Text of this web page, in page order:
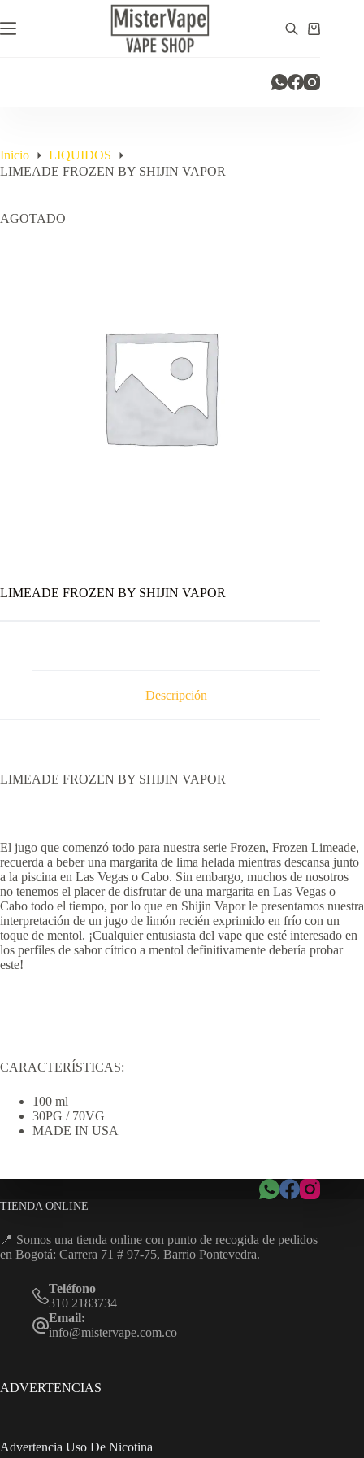
al
contenido
Carro
Inicio
LIQUIDOS
LIMEADE FROZEN BY SHIJIN VAPOR
AGOTADO
LIMEADE FROZEN BY SHIJIN VAPOR
Descripción
LIMEADE FROZEN BY SHIJIN VAPOR
El jugo que comenzó todo para nuestra serie Frozen, Frozen Limeade,
recuerda a beber una margarita de lima helada mientras descansa junto
a la piscina en Las Vegas o Cabo. Sin embargo, muchos de nosotros
no tenemos el placer de disfrutar de una margarita en Las Vegas o
Cabo todo el tiempo, por lo que en Shijin Vapor le presentamos nuestra
interpretación de un jugo de limón recién exprimido en frío con un
toque de mentol. ¡Cualquier entusiasta del vape que esté interesado en
los perfiles de sabor cítrico a mentol definitivamente debería probar
este!
CARACTERÍSTICAS:
100 ml
30PG / 70VG
MADE IN USA
TIENDA ONLINE
📍 Somos una tienda online con punto de recogida de pedidos
en Bogotá: Carrera 71 # 97-75, Barrio Pontevedra.
Teléfono
310 2183734
Email:
info@mistervape.com.co
ADVERTENCIAS
Advertencia Uso De Nicotina